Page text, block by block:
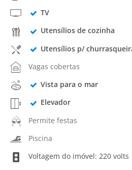
TV
Utensílios de cozinha
Utensílios p/
Vagas cobertas
Vista para o mar
Elevador
Permite festas
Piscina
Voltagem do imóvel: 220 volts